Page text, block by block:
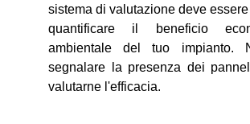
sistema di valutazione deve
quantificare il beneficio
ambientale del tuo impianto.
segnalare la presenza dei
valutarne l'efficacia.